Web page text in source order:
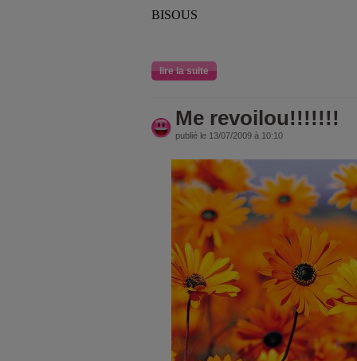
BISOUS
lire la suite
Me revoilou!!!!!!!
publié le 13/07/2009 à 10:10